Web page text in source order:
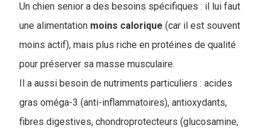
Un chien senior a des besoins spécifiques : il lui faut
une alimentation moins calorique (car il est souvent
moins actif), mais plus riche en protéines de qualité
pour préserver sa masse musculaire.
Il a aussi besoin de nutriments particuliers : acides
gras oméga-3 (anti-inflammatoires), antioxydants,
fibres digestives, chondroprotecteurs (glucosamine,